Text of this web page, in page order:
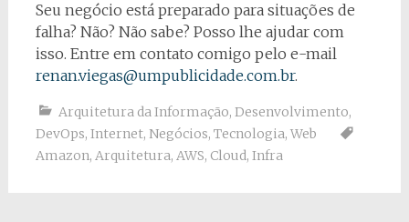
Seu negócio está preparado para situações de
falha? Não? Não sabe? Posso lhe ajudar com
isso. Entre em contato comigo pelo e-mail
renan.viegas@umpublicidade.com.br.
Arquitetura da Informação, Desenvolvimento,
DevOps, Internet, Negócios, Tecnologia, Web
Amazon, Arquitetura, AWS, Cloud, Infra